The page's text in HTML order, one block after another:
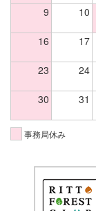
9 10
16 17
23 24
30 31
事務局休み